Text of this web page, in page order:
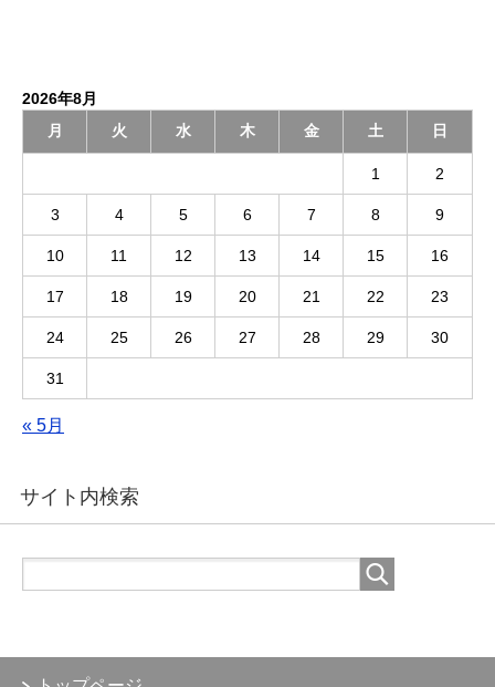
2026年8月
月
火 水 木 金 土 日
1 2
3 4 5 6 7 8 9
10 11 12 13 14 15 16
17 18 19 20 21 22 23
24 25 26 27 28 29 30
31
« 5月
サイト内検索